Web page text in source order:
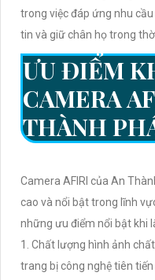
trong việc đáp ứng nhu
tin và giữ chân họ trong
ƯU ĐIỂM
CAMERA
THÀNH
Camera AFIRI của An
cao và nổi bật trong lĩnh
những ưu điểm nổi bật khi
1. Chất lượng hình ảnh
trang bị công nghệ tiên